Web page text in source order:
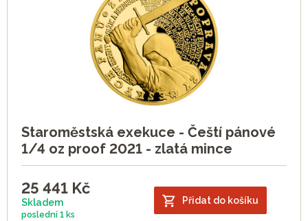
Staroměstská exekuce - Čeští pánové
1/4 oz proof 2021 - zlatá mince
25 441 Kč
Skladem
poslední 1 ks
Přidat do košíku